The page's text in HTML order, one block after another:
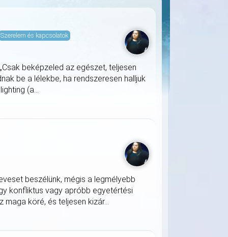
Szerelem és kapcsolatok
beképzeled az egészet, teljesen
be a lélekbe, ha rendszeresen halljuk
(a...
beszélünk, mégis a legmélyebb
konfliktus vagy apróbb egyetértési
maga köré, és teljesen kizár...